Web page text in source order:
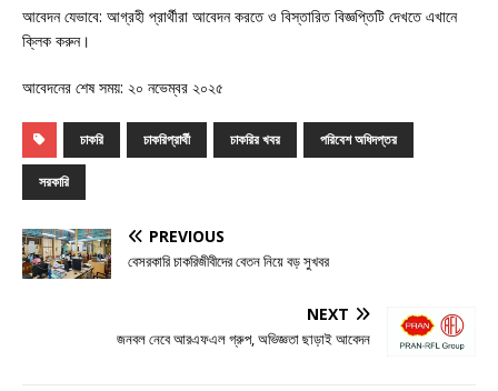
আবেদন যেভাবে: আগ্রহী প্রার্থীরা আবেদন করতে ও বিস্তারিত বিজ্ঞপ্তিটি দেখতে এখানে
ক্লিক করুন।
আবেদনের শেষ সময়: ২০ নভেম্বর ২০২৫
চাকরি চাকরিপ্রার্থী চাকরির খবর পরিবেশ অধিদপ্তর
সরকারি
PREVIOUS
বেসরকারি চাকরিজীবীদের বেতন নিয়ে বড় সুখবর
NEXT
জনবল নেবে আরএফএল গ্রুপ, অভিজ্ঞতা ছাড়াই আবেদন